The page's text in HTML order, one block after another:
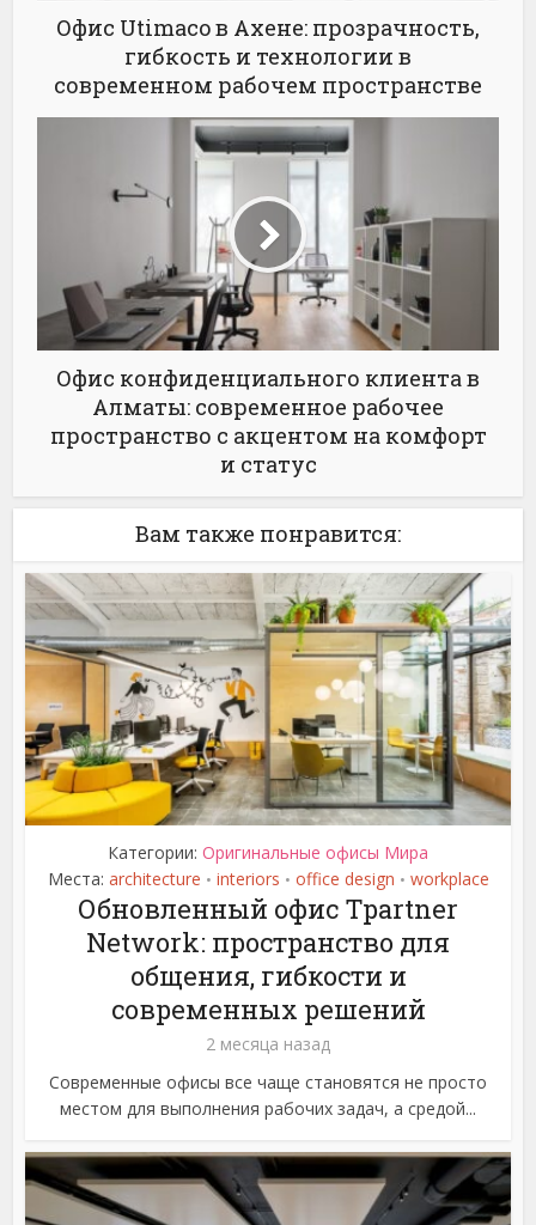
Офис Utimaco в Ахене: прозрачность,
гибкость и технологии в
современном рабочем пространстве
Офис конфиденциального клиента в
Алматы: современное рабочее
пространство с акцентом на комфорт
и статус
Вам также понравится:
Категории: Оригинальные офисы Мира
Места: architecture • interiors • office design • workplace
Обновленный офис Tpartner
Network: пространство для
общения, гибкости и
современных решений
2 месяца назад
Современные офисы все чаще становятся не просто
местом для выполнения рабочих задач, а средой...